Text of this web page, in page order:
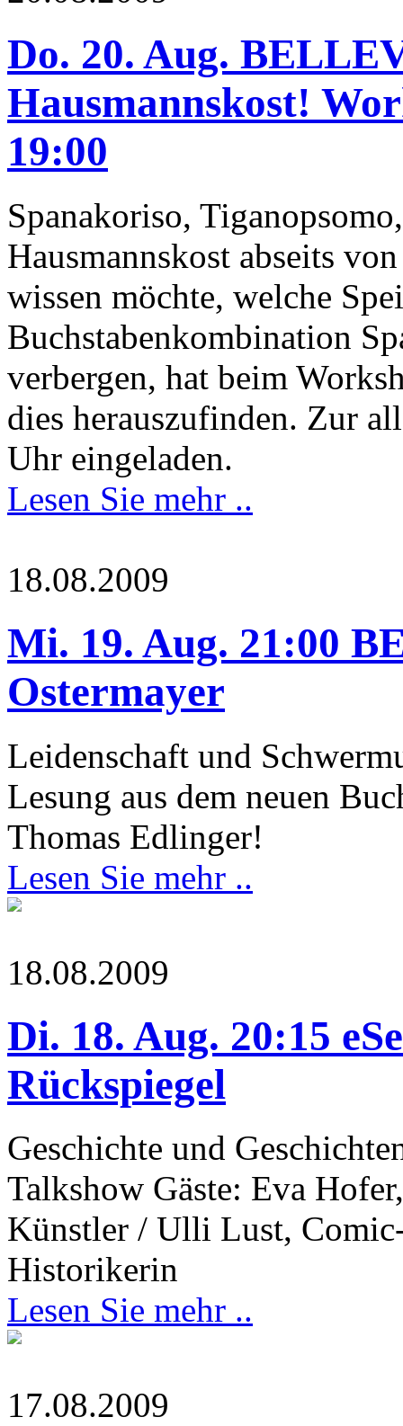
Do. 20. Aug.
Hausmannskost!
19:00
Spanakoriso,
Hausmannskost abseits
wissen möchte, welche
Buchstabenkombination
verbergen, hat beim
dies herauszufinden. Zur
Uhr eingeladen.
Lesen Sie mehr ..
18.08.2009
Mi. 19. Aug. 21:00
Ostermayer
Leidenschaft und
Lesung aus dem neuen
Thomas Edlinger!
Lesen Sie mehr ..
18.08.2009
Di. 18. Aug. 20:15
Rückspiegel
Geschichte und
Talkshow Gäste: Eva
Künstler / Ulli Lust,
Historikerin
Lesen Sie mehr ..
17.08.2009